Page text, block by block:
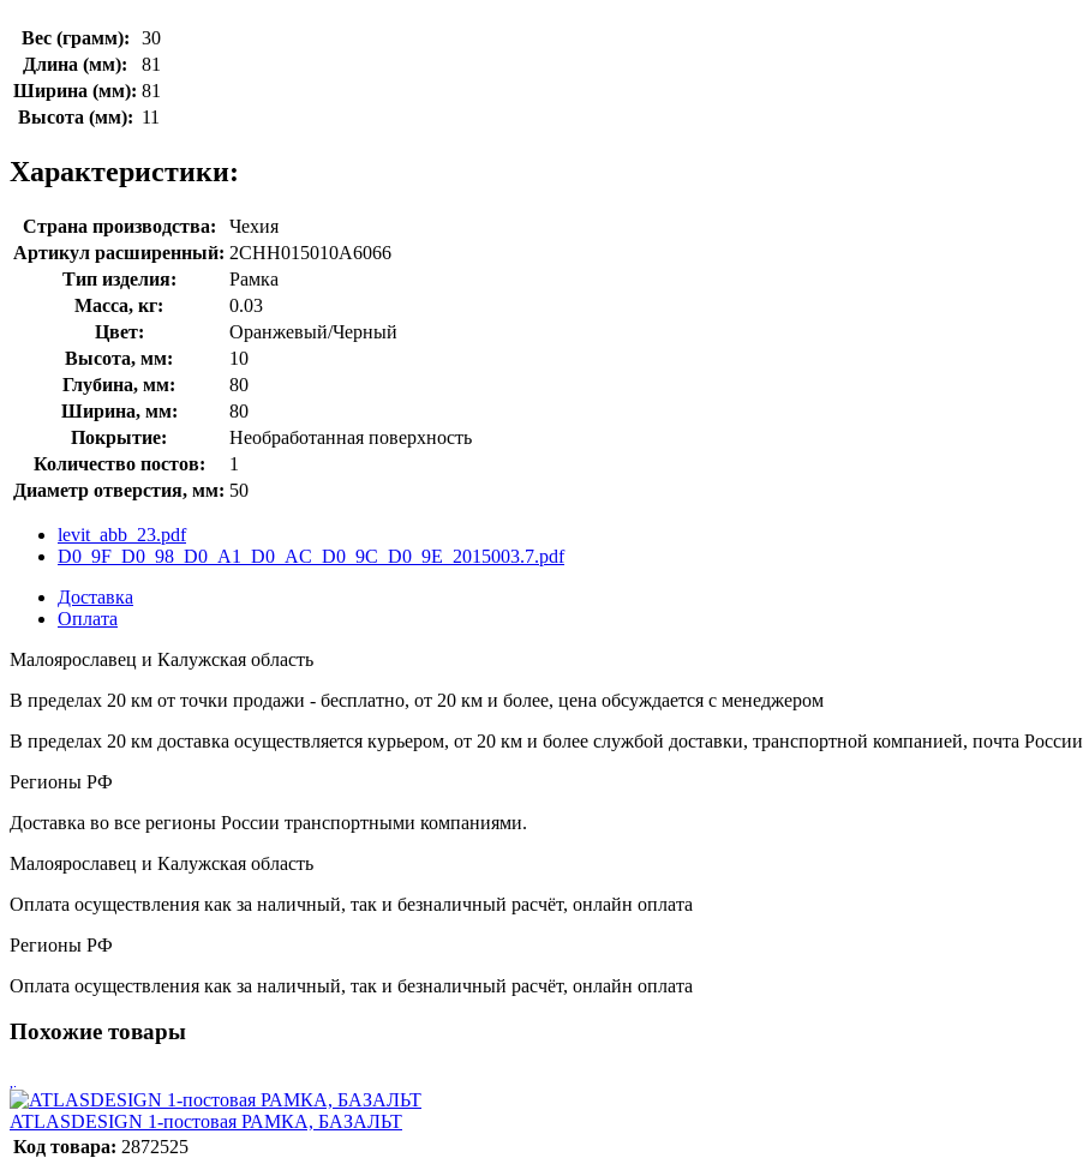
Вес (грамм):
30
Длина (мм):
81
Ширина (мм): 81
Высота (мм): 11
Характеристики:
Страна производства:
Чехия
Артикул расширенный: 2CHH015010A6066
Тип изделия:
Рамка
Масса, кг:
0.03
Цвет:
Оранжевый/Черный
Высота, мм:
10
Глубина, мм:
80
Ширина, мм:
80
Покрытие:
Необработанная поверхность
Количество постов:
1
Диаметр отверстия, мм: 50
levit_abb_23.pdf
D0_9F_D0_98_D0_A1_D0_AC_D0_9C_D0_9E_2015003.7.pdf
Доставка
Оплата
Малоярославец и Калужская область
В пределах 20 км от точки продажи - бесплатно, от 20 км и более, цена обсуждается с менеджером
В пределах 20 км доставка осуществляется курьером, от 20 км и более службой доставки, транспортной компанией, почта России
Регионы РФ
Доставка во все регионы России транспортными компаниями.
Малоярославец и Калужская область
Оплата осуществления как за наличный, так и безналичный расчёт, онлайн оплата
Регионы РФ
Оплата осуществления как за наличный, так и безналичный расчёт, онлайн оплата
Похожие товары
ATLASDESIGN 1-постовая РАМКА, БАЗАЛЬТ
Код товара: 2872525